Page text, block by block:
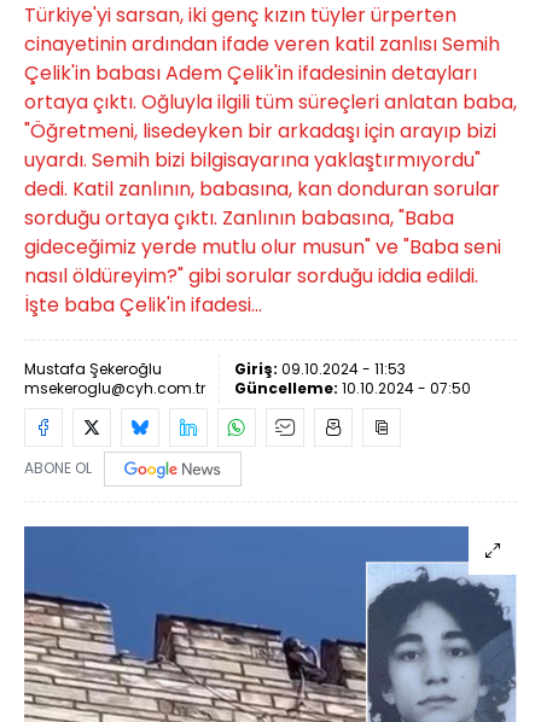
Türkiye'yi sarsan, iki genç kızın tüyler ürperten
cinayetinin ardından ifade veren katil zanlısı Semih
Çelik'in babası Adem Çelik'in ifadesinin detayları
ortaya çıktı. Oğluyla ilgili tüm süreçleri anlatan baba,
"Öğretmeni, lisedeyken bir arkadaşı için arayıp bizi
uyardı. Semih bizi bilgisayarına yaklaştırmıyordu"
dedi. Katil zanlının, babasına, kan donduran sorular
sorduğu ortaya çıktı. Zanlının babasına, "Baba
gideceğimiz yerde mutlu olur musun" ve "Baba seni
nasıl öldüreyim?" gibi sorular sorduğu iddia edildi.
İşte baba Çelik'in ifadesi...
Mustafa Şekeroğlu
msekeroglu@cyh.com.tr
Giriş: 09.10.2024 - 11:53
Güncelleme: 10.10.2024 - 07:50
ABONE OL